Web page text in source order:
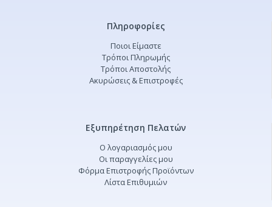
Πληροφορίες
Ποιοι Είμαστε
Τρόποι Πληρωμής
Τρόποι Αποστολής
Ακυρώσεις & Επιστροφές
Εξυπηρέτηση Πελατών
Ο λογαριασμός μου
Οι παραγγελίες μου
Φόρμα Επιστροφής Προϊόντων
Λίστα Επιθυμιών